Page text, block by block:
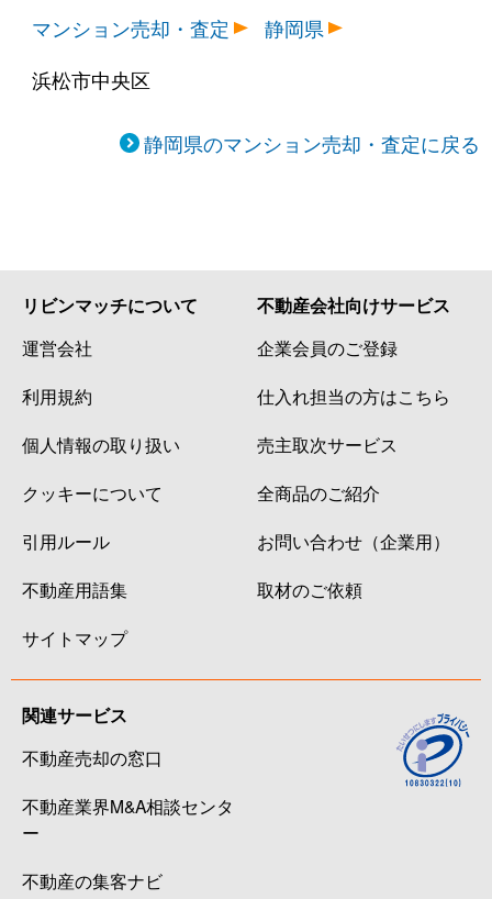
マンション売却・査定
静岡県
浜松市中央区
静岡県のマンション売却・査定に戻る
リビンマッチについて
運営会社
利用規約
個人情報の取り扱い
クッキーについて
引用ルール
不動産用語集
サイトマップ
不動産会社向けサービス
企業会員のご登録
仕入れ担当の方はこちら
売主取次サービス
全商品のご紹介
お問い合わせ（企業用）
取材のご依頼
関連サービス
不動産売却の窓口
不動産業界M&A相談センタ
ー
不動産の集客ナビ